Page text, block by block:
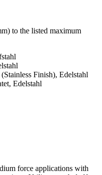
to the listed maximum
Finish), Edelstahl
Edelstahl
force applications with